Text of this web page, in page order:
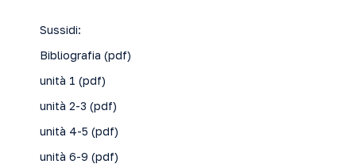
Sussidi:
Bibliografia (pdf)
unità 1 (pdf)
unità 2-3 (pdf)
unità 4-5 (pdf)
unità 6-9 (pdf)